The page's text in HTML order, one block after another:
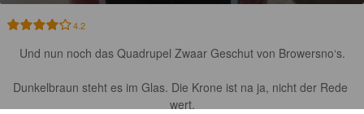
4.2
Und nun noch das Quadrupel Zwaar Geschut von Browersno‘s.
Dunkelbraun steht es im Glas. Die Krone ist na ja, nicht der Rede
wert.